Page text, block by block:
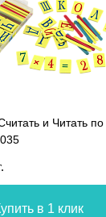
и Читать по
в 1 клик